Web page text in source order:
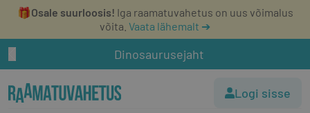
🎁Osale suurloosis! Iga raamatuvahetus on uus võimalus
võita. Vaata lähemalt ➔
Dinosaurusejaht
Logi sisse